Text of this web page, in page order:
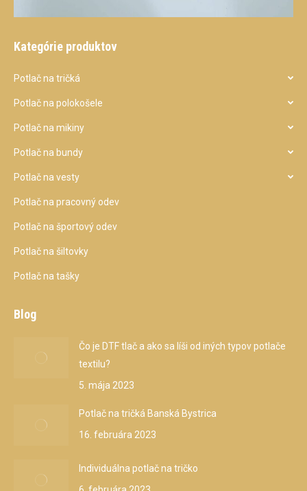
Kategórie produktov
Potlač na tričká
Potlač na polokošele
Potlač na mikiny
Potlač na bundy
Potlač na vesty
Potlač na pracovný odev
Potlač na športový odev
Potlač na šiltovky
Potlač na tašky
Blog
Čo je DTF tlač a ako sa líši od iných typov potlače
textilu?
5. mája 2023
Potlač na tričká Banská Bystrica
16. februára 2023
Individuálna potlač na tričko